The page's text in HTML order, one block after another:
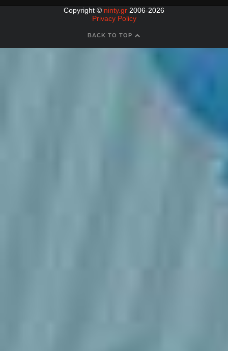
Copyright © ninty.gr 2006-2026
Privacy Policy
BACK TO TOP